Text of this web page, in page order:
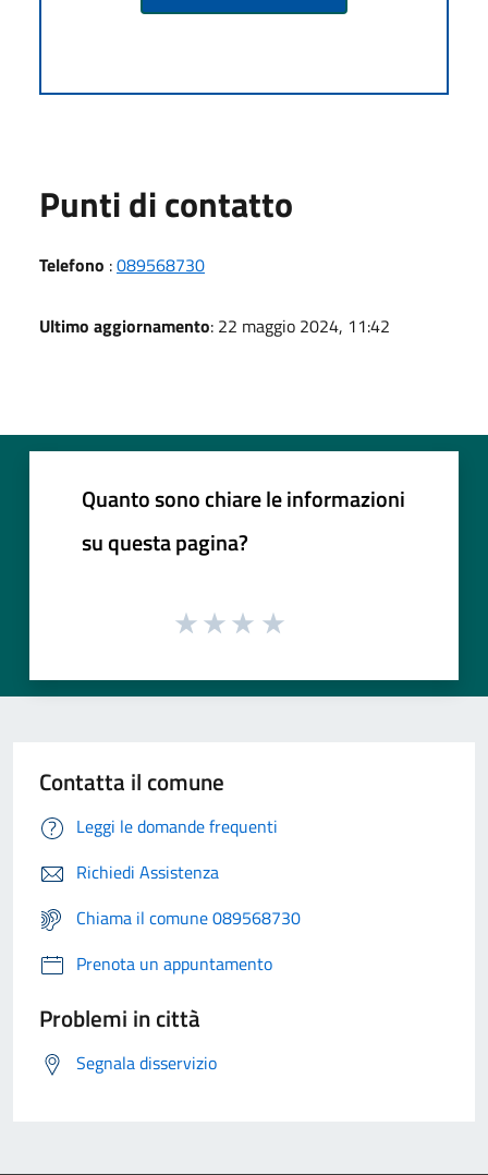
Punti di contatto
Telefono :089568730
Ultimo aggiornamento: 22 maggio 2024, 11:42
Quanto sono chiare le informazioni
su questa pagina?
Contatta il comune
Leggi le domande frequenti
Richiedi Assistenza
Chiama il comune 089568730
Prenota un appuntamento
Problemi in città
Segnala disservizio